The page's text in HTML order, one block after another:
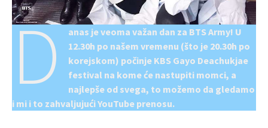
D
anas je veoma važan dan za BTS Army! U
12.30h po našem vremenu (što je 20.30h po
korejskom) počinje KBS Gayo Deachukjae
festival na kome će nastupiti momci, a
najlepše od svega, to možemo da gledamo
i mi i to zahvaljujući YouTube prenosu.